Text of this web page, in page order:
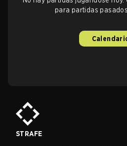
para partidas
STRAFE